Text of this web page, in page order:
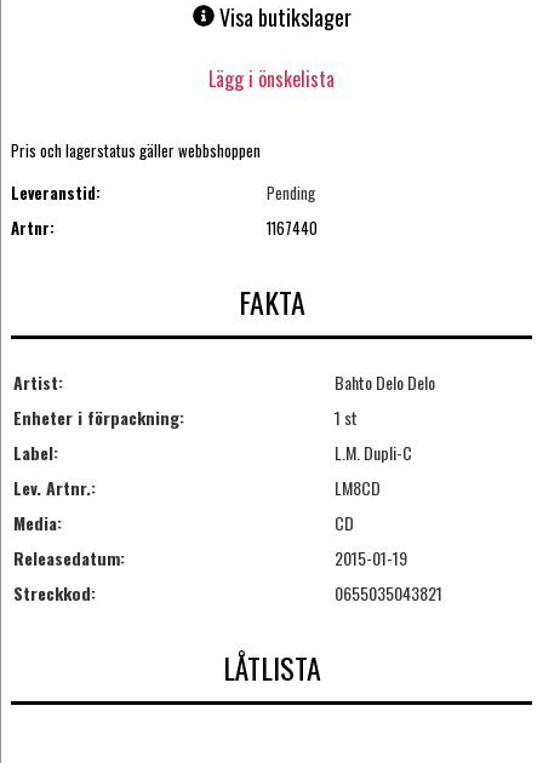
Visa butikslager
Lägg i önskelista
Pris och lagerstatus gäller webbshoppen
Leveranstid:
Pending
Artnr:
1167440
FAKTA
Artist:
Bahto Delo Delo
Enheter i förpackning:
1 st
Label:
L.M. Dupli-C
Lev. Artnr.:
LM8CD
Media:
CD
Releasedatum:
2015-01-19
Streckkod:
0655035043821
LÅTLISTA